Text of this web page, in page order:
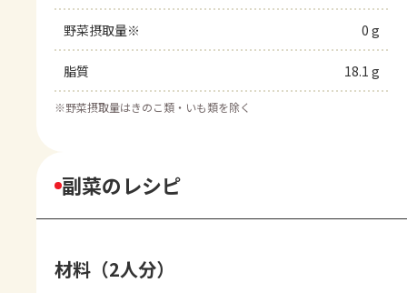
野菜摂取量※ 0 g
脂質 18.1 g
※野菜摂取量はきのこ類・いも類を除く
副菜のレシピ
材料（2人分）